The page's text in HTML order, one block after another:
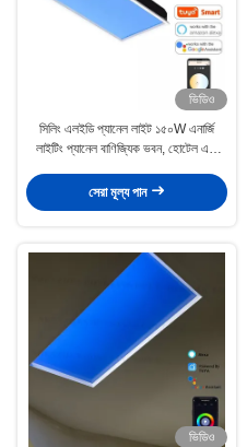
ভিডিও
সিলিং এলইডি প্যানেল লাইট ১৫০W এনার্জি
লাইটিং প্যানেল বাণিজ্যিক ভবন, হোটেল এবং
সেরা মূল্য পান
ভিডিও